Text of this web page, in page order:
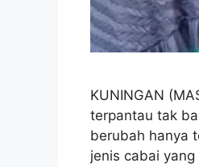
KUNINGAN
terpantau tak
berubah hanya
jenis cabai